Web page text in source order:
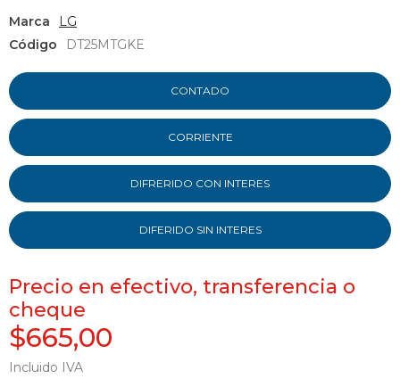
Marca
LG
Código
DT25MTGKE
CONTADO
CORRIENTE
DIFRERIDO CON INTERES
DIFERIDO SIN INTERES
Precio en efectivo, transferencia o
cheque
$665,00
Incluido IVA